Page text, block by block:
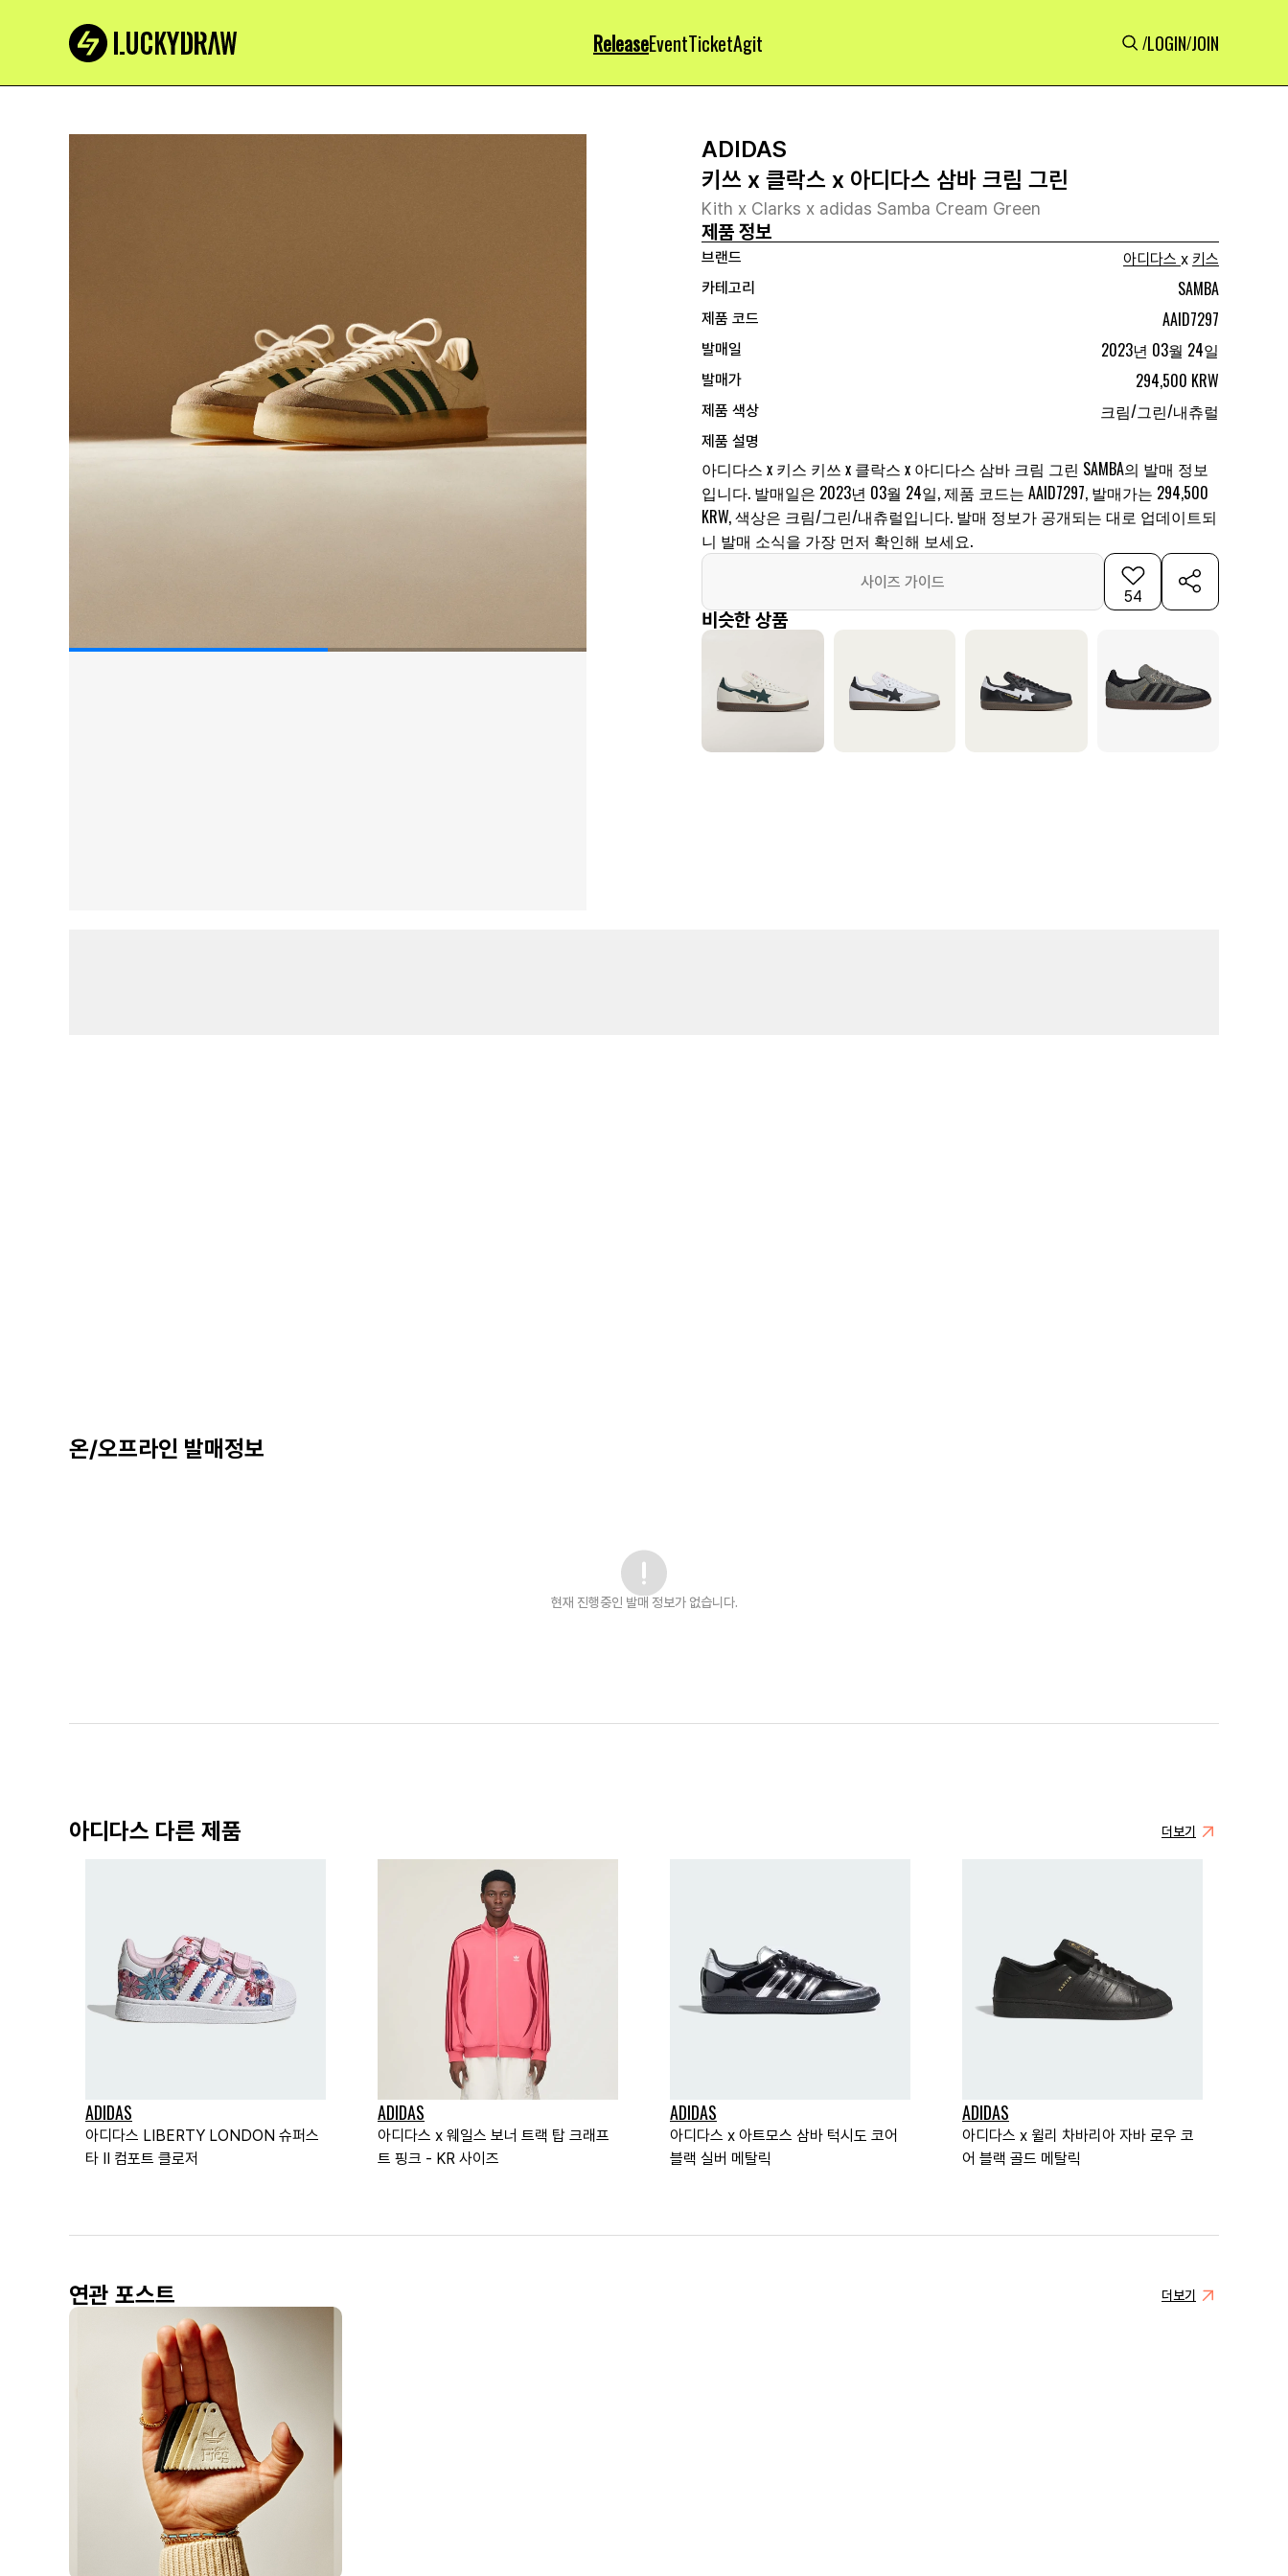
ReleaseEventTicketAgit /LOGIN/JOIN
ADIDAS
키쓰 x 클락스 x 아디다스 삼바 크림 그린
Kith x Clarks x adidas Samba Cream Green
제품 정보
브랜드 아디다스 x 키스
카테고리
SAMBA
제품 코드 AAID7297
발매일 2023년 03월 24일
발매가 294,500 KRW
제품 색상 크림/그린/내츄럴
제품 설명
아디다스 x 키스 키쓰 x 클락스 x 아디다스 삼바 크림 그린 SAMBA의 발매 정보
입니다. 발매일은 2023년 03월 24일, 제품 코드는 AAID7297, 발매가는 294,500
KRW, 색상은 크림/그린/내츄럴입니다. 발매 정보가 공개되는 대로 업데이트되
니 발매 소식을 가장 먼저 확인해 보세요.
사이즈 가이드
54
비슷한 상품
온/오프라인 발매정보
현재 진행중인 발매 정보가 없습니다.
아디다스 다른 제품 더보기
ADIDAS
아디다스 LIBERTY LONDON 슈퍼스
타 II 컴포트 클로저
ADIDAS
아디다스 x 웨일스 보너 트랙 탑 크래프
트 핑크 - KR 사이즈
ADIDAS
아디다스 x 아트모스 삼바 턱시도 코어
블랙 실버 메탈릭
ADIDAS
아디다스 x 윌리 차바리아 자바 로우 코
어 블랙 골드 메탈릭
연관 포스트 더보기